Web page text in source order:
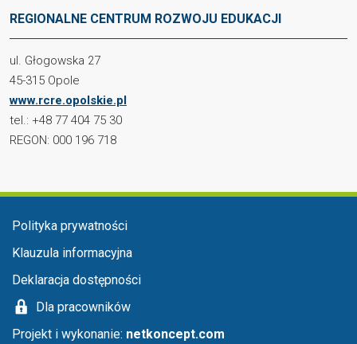
REGIONALNE CENTRUM ROZWOJU EDUKACJI
ul. Głogowska 27
45-315 Opole
www.rcre.opolskie.pl
tel.: +48 77 404 75 30
REGON: 000 196 718
Menu stopka
Polityka prywatności
Klauzula informacyjna
Deklaracja dostępności
Dla pracowników
Projekt i wykonanie: netkoncept.com